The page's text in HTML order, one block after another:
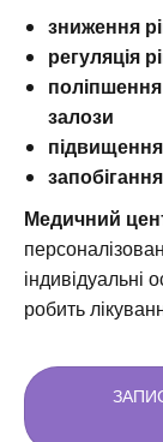
зниження
регуляція
залози
Медичний
індивідуальні
робить